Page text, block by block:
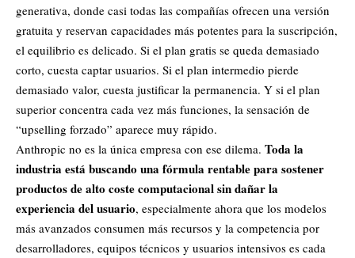
generativa, donde casi todas las compañías ofrecen una versión
gratuita y reservan capacidades más potentes para la suscripción,
el equilibrio es delicado. Si el plan gratis se queda demasiado
corto, cuesta captar usuarios. Si el plan intermedio pierde
demasiado valor, cuesta justificar la permanencia. Y si el plan
superior concentra cada vez más funciones, la sensación de
“upselling forzado” aparece muy rápido.
Anthropic no es la única empresa con ese dilema. Toda la
industria está buscando una fórmula rentable para sostener
productos de alto coste computacional sin dañar la
experiencia del usuario, especialmente ahora que los modelos
más avanzados consumen más recursos y la competencia por
desarrolladores, equipos técnicos y usuarios intensivos es cada